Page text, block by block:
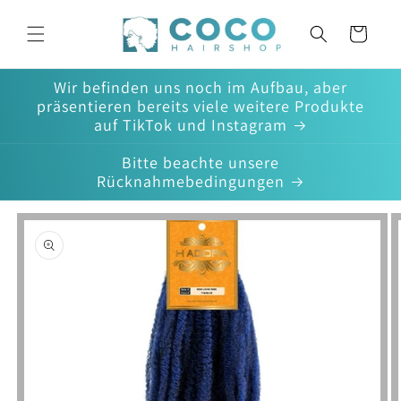
Inhalt
Warenkorb
Wir befinden uns noch im Aufbau, aber
präsentieren bereits viele weitere Produkte
auf TikTok und Instagram
Bitte beachte unsere
Rücknahmebedingungen